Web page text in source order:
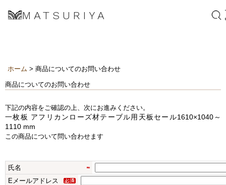
MATSURIYA
ホーム > 商品についてのお問い合わせ
商品についてのお問い合わせ
下記の内容をご確認の上、次にお進みください。
一枚板 アフリカンローズ材テーブル用天板セール1610×1040～
1110 mm
この商品について問い合わせます
氏名
Eメールアドレス